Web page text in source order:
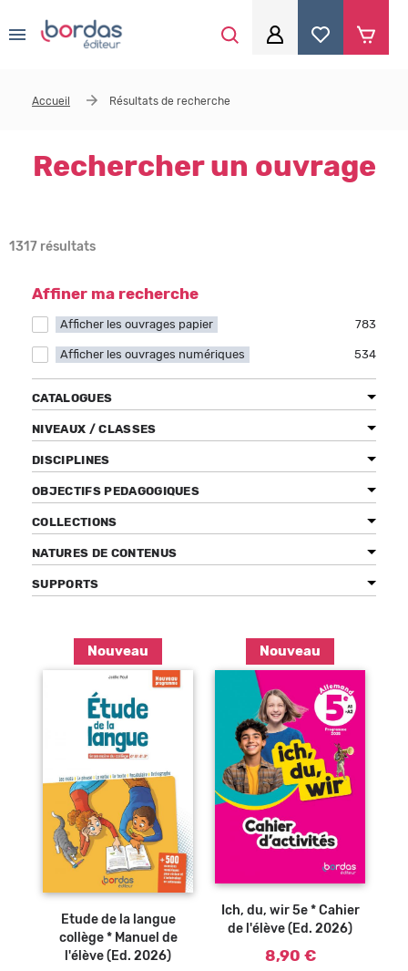
Se souvenir de moi
Bénéficiez de tarifs préférentiels
Téléchargez des ressources gratuites
Accueil Résultats de recherche
Rechercher un ouvrage
1317 résultats
Nouveau
Ajouter au
Etude de la langue
collège * Manuel de
l'élève (Ed. 2026)
Nouveau
Ajouter au
Ich, du, wir 5e * Cahier
de l'élève (Ed. 2026)
8,90 €
Affiner ma recherche
Afficher les ouvrages papier 783
Apply Afficher les ouvrages papier filter
Afficher les ouvrages numériques 534
Apply Afficher les ouvrages numériques filter
CATALOGUES
NIVEAUX / CLASSES
DISCIPLINES
OBJECTIFS PEDAGOGIQUES
COLLECTIONS
NATURES DE CONTENUS
SUPPORTS